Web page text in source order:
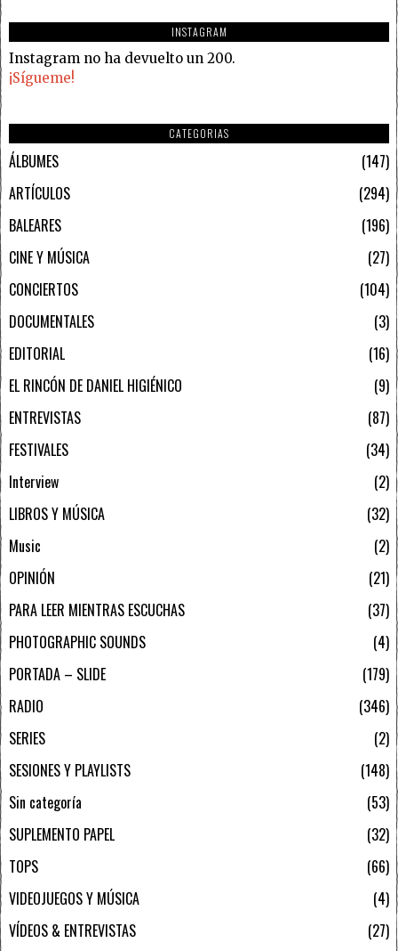
INSTAGRAM
Instagram no ha devuelto un 200.
¡Sígueme!
CATEGORIAS
ÁLBUMES
147
ARTÍCULOS
294
BALEARES
196
CINE Y MÚSICA
27
CONCIERTOS
104
DOCUMENTALES
3
EDITORIAL
16
EL RINCÓN DE DANIEL HIGIÉNICO
9
ENTREVISTAS
87
FESTIVALES
34
Interview
2
LIBROS Y MÚSICA
32
Music
2
OPINIÓN
21
PARA LEER MIENTRAS ESCUCHAS
37
PHOTOGRAPHIC SOUNDS
4
PORTADA – SLIDE
179
RADIO
346
SERIES
2
SESIONES Y PLAYLISTS
148
Sin categoría
53
SUPLEMENTO PAPEL
32
TOPS
66
VIDEOJUEGOS Y MÚSICA
4
VÍDEOS & ENTREVISTAS
27